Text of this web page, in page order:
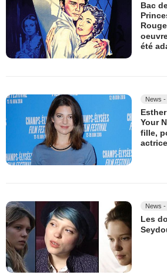
Bac
été
News
Your
fille,
actrice
News
Les